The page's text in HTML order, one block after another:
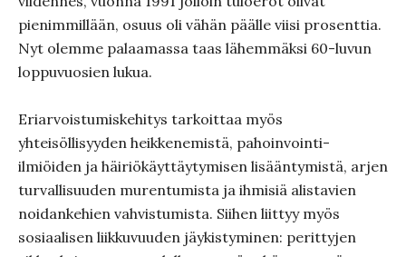
pienimmillään, osuus oli vähän päälle viisi prosenttia.
Nyt olemme palaamassa taas lähemmäksi 60-luvun
loppuvuosien lukua.
Eriarvoistumiskehitys tarkoittaa myös
yhteisöllisyyden heikkenemistä, pahoinvointi-
ilmiöiden ja häiriökäyttäytymisen lisääntymistä, arjen
turvallisuuden murentumista ja ihmisiä alistavien
noidankehien vahvistumista. Siihen liittyy myös
sosiaalisen liikkuvuuden jäykistyminen: perittyjen